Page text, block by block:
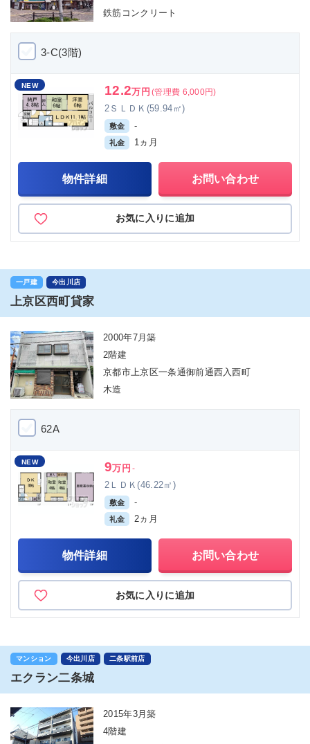
鉄筋コンクリート
3-C(3階)
NEW 12.2万円 (管理費 6,000円)
2ＳＬＤＫ(59.94㎡)
敷金 -
礼金 1ヵ月
物件詳細 お問い合わせ
お気に入りに追加
一戸建 今出川店
上京区西町貸家
2000年7月築
2階建
京都市上京区一条通御前通西入西町
木造
62A
NEW 9万円 -
2ＬＤＫ(46.22㎡)
敷金 -
礼金 2ヵ月
物件詳細 お問い合わせ
お気に入りに追加
マンション 今出川店 二条駅前店
エクラン二条城
2015年3月築
4階建